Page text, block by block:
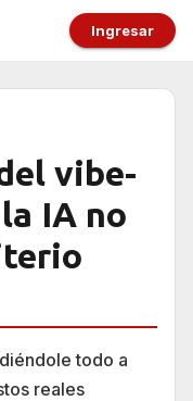
Ingresar
vibe-
IA no
todo a
reales